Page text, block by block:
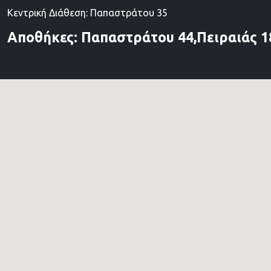
Κεντρική Διάθεση: Παπαστράτου 35
Αποθήκες: Παπαστράτου 44,Πειραιάς